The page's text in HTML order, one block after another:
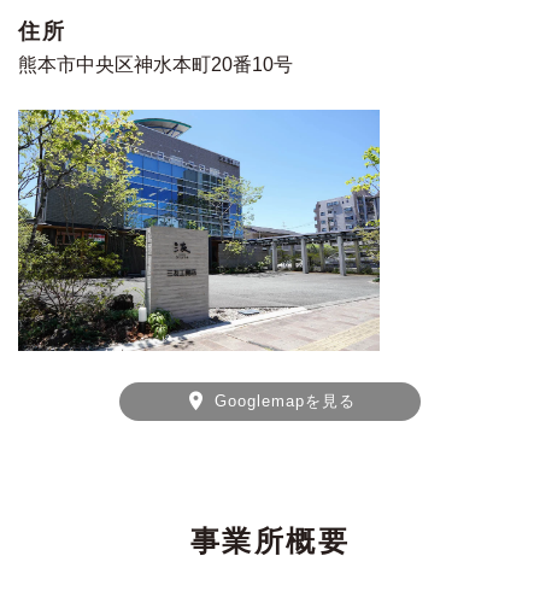
住所
熊本市中央区神水本町20番10号
Googlemapを見る
事業所概要